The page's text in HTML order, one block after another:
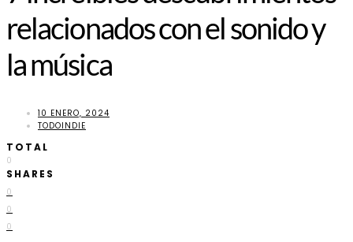
relacionados con el sonido y
la música
10 ENERO, 2024
TODOINDIE
TOTAL
0
SHARES
0
0
0